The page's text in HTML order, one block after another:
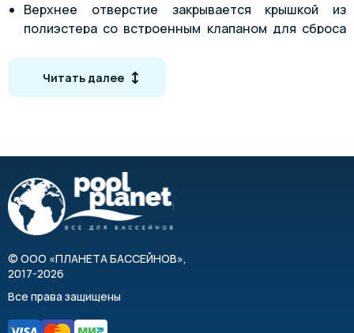
Верхнее отверстие закрывается крышкой из
полиэстера со встроенным клапаном для сброса
Без обвязки.
Выдерживает давление до 2,5 бар.
Масса песковой загрузки - от 1325 до 1750 кг.
Технические характеристики
Модель
Масса песковой загрузки, кг
Вес фильтра, кг
Фракция песка, мм
Читать далее
© ООО «ПЛАНЕТА БАССЕЙНОВ»,
2017-2026
Все права защищены